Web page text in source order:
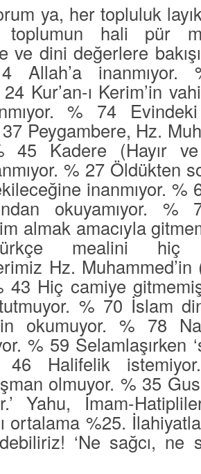
ya, her topluluk
toplumun hali pür
ve dini değerlere
Allah’a inanmıyor.
Kur’an-ı Kerim’in
% 74
Peygambere, Hz.
45 Kadere (Hayır
% 27 Öldükten
inanmıyor.%
okuyamıyor. %
almak amacıyla
mealini hiç
Hz. Muhammed’in
43 Hiç camiye
% 70 İslam
okumuyor. % 78
% 59 Selamlaşırken ‘
46 Halifelik
olmuyor. % 35
Yahu, İmam-
ortalama %25.
‘Ne sağcı, ne